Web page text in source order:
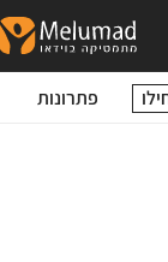
פתרונות